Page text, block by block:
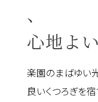
、
心地よ
楽園のまばゆい
良いくつろぎを